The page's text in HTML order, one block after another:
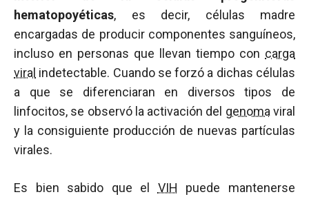
hematopoyéticas, es decir, células madre
encargadas de producir componentes sanguíneos,
incluso en personas que llevan tiempo con carga
viral indetectable. Cuando se forzó a dichas células
a que se diferenciaran en diversos tipos de
linfocitos, se observó la activación del genoma viral
y la consiguiente producción de nuevas partículas
virales.
Es bien sabido que el VIH puede mantenerse